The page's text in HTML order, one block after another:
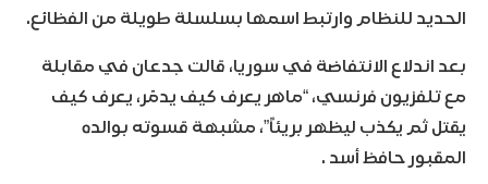
الحديد للنظام وارتبط اسمها بسلسلة طويلة من الفظائع.
بعد اندلاع الانتفاضة في سوريا، قالت جدعان في مقابلة
مع تلفزيون فرنسي، “ماهر يعرف كيف يدمّر، يعرف كيف
يقتل ثم يكذب ليظهر بريئاً”، مشبهة قسوته بوالده
المقبور حافظ أسد .